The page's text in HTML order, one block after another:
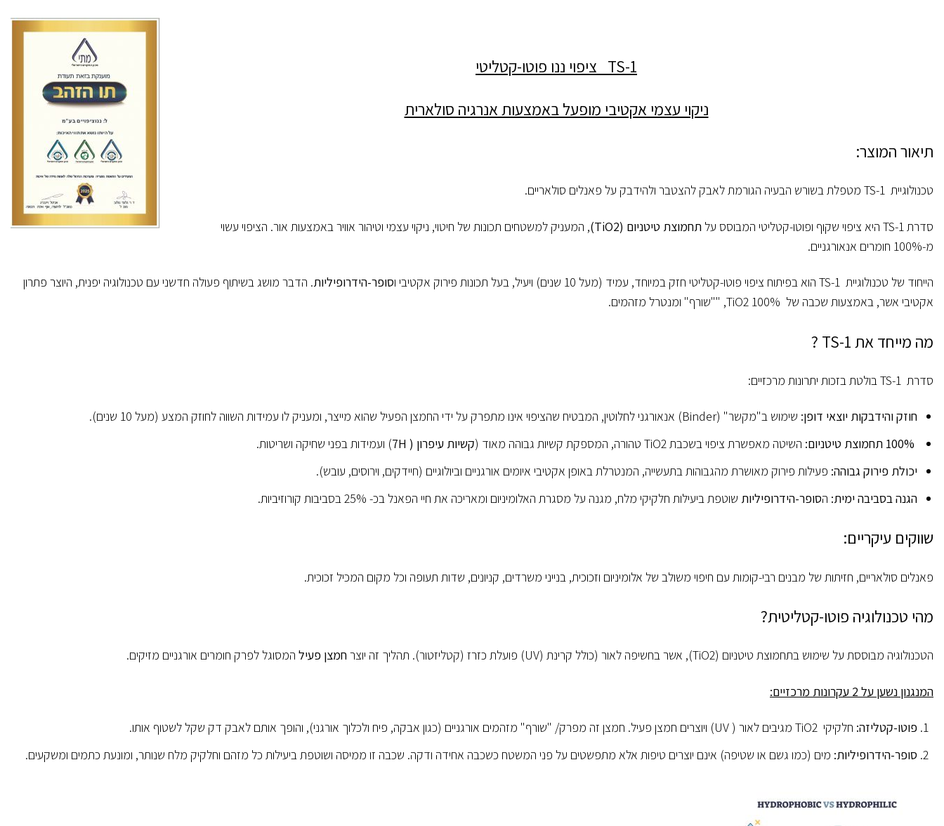
TS-1 ציפוי ננו פוטו-קטליטי
ניקוי עצמי אקטיבי מופעל באמצעות אנרגיה סולארית
תיאור המוצר:
טכנולוגיית TS-1 מטפלת בשורש הבעיה הגורמת לאבק להצטבר ולהידבק על פאנלים סולאריים.
סדרת TS-1 היא ציפוי שקוף ופוטו-קטליטי המבוסס על תחמוצת טיטניום (TiO2)
, המעניק למשטחים תכונות של חיטוי, ניקוי עצמי וטיהור אוויר באמצעות אור. הציפוי עשוי
מ-100% חומרים אנאורגניים.
הייחוד של טכנולוגיית TS-1 הוא בפיתוח ציפוי פוטו-קטליטי חזק במיוחד, עמיד (מעל 10 שנים) ויעיל, בעל תכונות פירוק אקטיבי ו סופר-הידרופיליות. הדבר מושג בשיתוף פעולה חדשני עם טכנולוגיה יפנית, היוצר פתרון
אקטיבי אשר, באמצעות שכבה של 100% TiO2, ""שורף" ומנטרל מזהמים.
מה מייחד את ?
סדרת TS-1 בולטת בזכות יתרונות מרכזיים:
חוזק והידבקות יוצאי דופן: שימוש ב"מקשר" (Binder) אנאורגני לחלוטין, המבטיח שהציפוי אינו מתפרק על ידי החמצן הפעיל שהוא מייצר, ומעניק לו עמידות השווה לחוזק המצע (מעל 10 שנים).
תחמוצת טיטניום: השיטה מאפשרת ציפוי בשכבת TiO2 טהורה, המספקת קשיות גבוהה מאוד ( קשיות עיפרון ( 7H
) ועמידות בפני שחיקה ושריטות.
יכולת פירוק גבוהה: פעילות פירוק מאושרת מהגבוהות בתעשייה, המנטרלת באופן אקטיבי איומים אורגניים וביולוגיים (חיידקים, וירוסים, עובש).
הגנה בסביבה ימית: הסופר-הידרופיליות שוטפת ביעילות חלקיקי מלח, מגנה על מסגרת האלומיניום ומאריכה את חיי הפאנל בכ- 25% בסביבות קורוזיביות.
שווקים עיקריים:
פאנלים סולאריים, חזיתות של מבנים רבי-קומות עם חיפוי משולב של אלומיניום וזכוכית, בנייני משרדים, קניונים, שדות תעופה וכל מקום המכיל זכוכית.
מהי טכנולוגיה פוטו-קטליטית?
הטכנולוגיה מבוססת על שימוש בתחמוצת טיטניום (TiO2), אשר בחשיפה לאור (כולל קרינת (UV) פועלת כזרז (קטליזטור). תהליך זה יוצר חמצן פעיל המסוגל לפרק חומרים אורגניים מזיקים.
המנגנון נשען על 2 עקרונות מרכזיים :
פוטו-קטליזה: חלקיקי TiO2 מגיבים לאור ( UV) ויוצרים חמצן פעיל. חמצן זה מפרק/ "שורף" מזהמים אורגניים (כגון אבקה, פיח ולכלוך אורגני), והופך אותם לאבק דק שקל לשטוף אותו.
סופר-הידרופיליות: מים (כמו גשם או שטיפה) אינם יוצרים טיפות אלא מתפשטים על פני המשטח כשכבה אחידה ודקה. שכבה זו ממיסה ושוטפת ביעילות כל מזהם וחלקיק מלח שנותר, ומונעת כתמים ומשקעים.